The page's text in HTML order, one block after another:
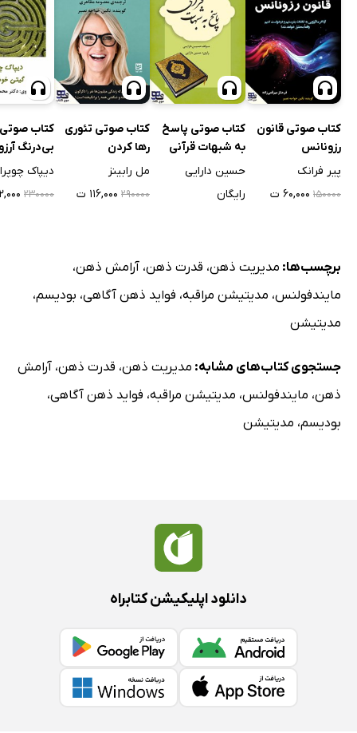
کتاب صوتی قانون
رزونانس
پیر فرانک
۱۵۰۰۰۰ ۶۰,۰۰۰ ت
کتاب صوتی پاسخ
به شبهات قرآنی
حسین دارایی
رایگان
کتاب صوتی تئوری
رها کردن
مل رابینز
۲۹۰۰۰۰ ۱۱۶,۰۰۰ ت
کتاب
بی‌درنگ
دیپاک چوپرا
۲۳۰۰۰۰
برچسب‌ها: مدیریت ذهن، قدرت ذهن، آرامش ذهن،
مایندفولنس، مدیتیشن مراقبه، فواید ذهن آگاهی، بودیسم،
مدیتیشن
جستجوی کتاب‌های مشابه: مدیریت ذهن، قدرت ذهن، آرامش
ذهن، مایندفولنس، مدیتیشن مراقبه، فواید ذهن آگاهی،
بودیسم، مدیتیشن
دانلود اپلیکیشن کتابراه